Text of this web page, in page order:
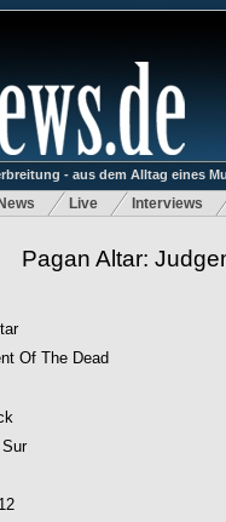
- aus dem Alltag eines
News Live Interviews
Pagan Altar:
Of The Dead